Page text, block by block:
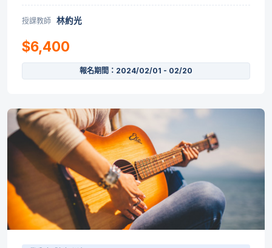
授課教師 林約光
$6,400
報名期間：2024/02/01 - 02/20